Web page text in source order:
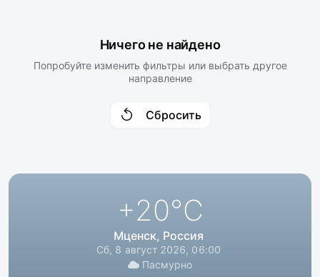
Ничего не найдено
Попробуйте изменить фильтры или выбрать другое
направление
Сбросить
+20°C
Мценск, Россия
Сб, 8 август 2026, 06:00
Пасмурно